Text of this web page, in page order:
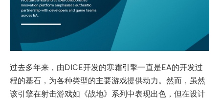
过去多年来，由DICE开发的寒霜引擎一直是EA的开发过
程的基石，为各种类型的主要游戏提供动力。然而，虽然
该引擎在射击游戏如《战地》系列中表现出色，但在设计